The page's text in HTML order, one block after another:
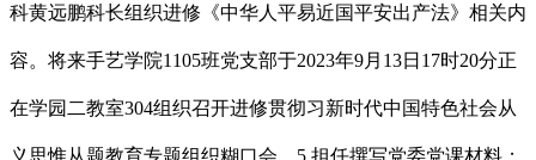
科黄远鹏科长组织进修《中华人平易近国平安出产法》相关内
容。将来手艺学院1105班党支部于2023年9月13日17时20分正
在学园二教室304组织召开进修贯彻习新时代中国特色社会从
义思惟从题教育专题组织糊口会。5.担任撰写党委党课材料；